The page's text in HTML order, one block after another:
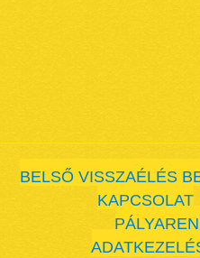
BELSŐ VISSZAÉLÉS
KAPCSOLAT